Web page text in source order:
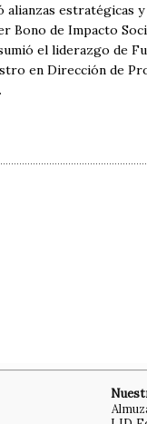
de Impacto
el liderazgo de
en Dirección de